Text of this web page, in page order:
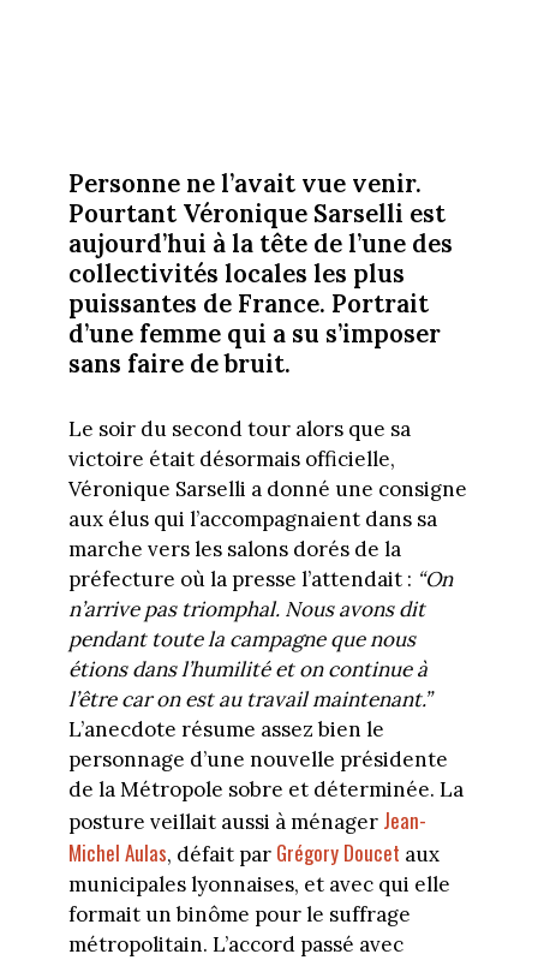
Personne ne l’avait vue venir.
Pourtant Véronique Sarselli est
aujourd’hui à la tête de l’une des
collectivités locales les plus
puissantes de France. Portrait
d’une femme qui a su s’imposer
sans faire de bruit.
Le soir du second tour alors que sa
victoire était désormais officielle,
Véronique Sarselli a donné une consigne
aux élus qui l’accompagnaient dans sa
marche vers les salons dorés de la
préfecture où la presse l’attendait : “On
n’arrive pas triomphal. Nous avons dit
pendant toute la campagne que nous
étions dans l’humilité et on continue à
l’être car on est au travail maintenant.”
L’anecdote résume assez bien le
personnage d’une nouvelle présidente
de la Métropole sobre et déterminée. La
posture veillait aussi à ménager Jean-
Michel Aulas, défait par Grégory Doucet aux
municipales lyonnaises, et avec qui elle
formait un binôme pour le suffrage
métropolitain. L’accord passé avec